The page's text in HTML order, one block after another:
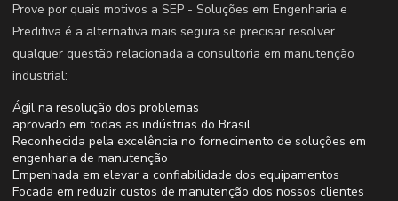
Prove por quais motivos a SEP - Soluções em Engenharia e
Preditiva é a alternativa mais segura se precisar resolver
qualquer questão relacionada a consultoria em manutenção
industrial:
Ágil na resolução dos problemas
aprovado em todas as indústrias do Brasil
Reconhecida pela excelência no fornecimento de soluções em
engenharia de manutenção
Empenhada em elevar a confiabilidade dos equipamentos
Focada em reduzir custos de manutenção dos nossos clientes